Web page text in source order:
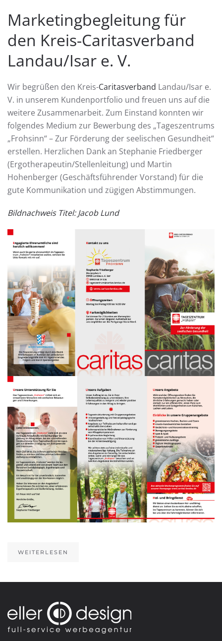
Marketingbegleitung für
den Kreis-Caritasverband
Landau/Isar e. V.
Wir begrüßen den Kreis-Caritasverband Landau/Isar e.
V. in unserem Kundenportfolio und freuen uns auf die
weitere Zusammenarbeit. Zum Einstand konnten wir
folgendes Medium zur Bewerbung des „Tageszentrums
„Frohsinn“ – Zur Förderung der seelischen Gesundheit“
erstellen. Herzlichen Dank an Stephanie Friedberger
(Ergotherapeutin/Stellenleitung) und Martin
Hohenberger (Geschäftsführender Vorstand) für die
gute Kommunikation und zügigen Abstimmungen.
Bildnachweis Titel:Jacob Lund
WEITERLESEN